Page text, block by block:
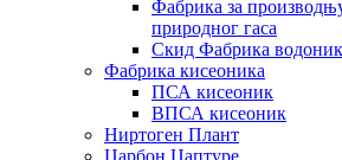
Фабрика за
природног гаса
Скид Фабрика
Фабрика кисеоника
ПСА кисеоник
ВПСА кисеоник
Ниртоген Плант